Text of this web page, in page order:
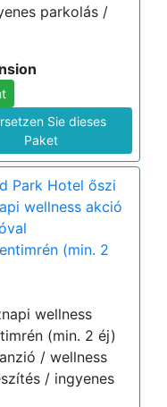
parkolás /
Sie dieses
Paket
Park Hotel őszi
wellness akció
(min. 2
wellness
(min. 2 éj)
/ wellness
/ ingyenes